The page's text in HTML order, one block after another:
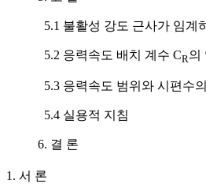
5.1 불활성 강도 근사가 임계
5.2 응력속도 배치 계수 CR의
5.3 응력속도 범위와 시편수
5.4 실용적 지침
6. 결 론
1. 서 론